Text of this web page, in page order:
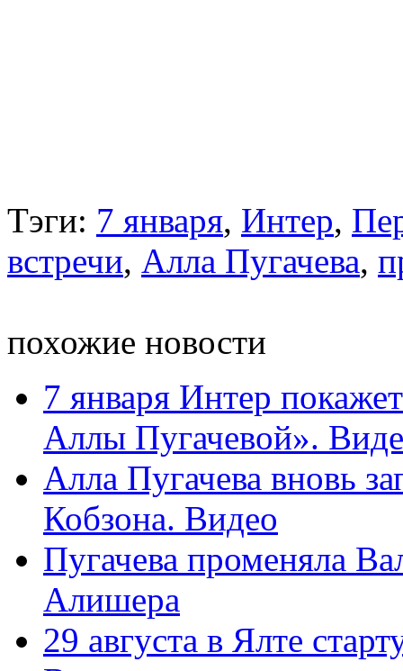
Тэги: 7 января, Интер,
встречи, Алла Пугачева,
похожие новости
7 января Интер
Аллы Пугачевой».
Алла Пугачева вновь
Кобзона. Видео
Пугачева променяла
Алишера
29 августа в Ялте